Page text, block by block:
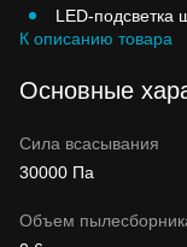
LED-подсветка
К описанию товара
Основные
Сила всасывания
30000 Па
Объем